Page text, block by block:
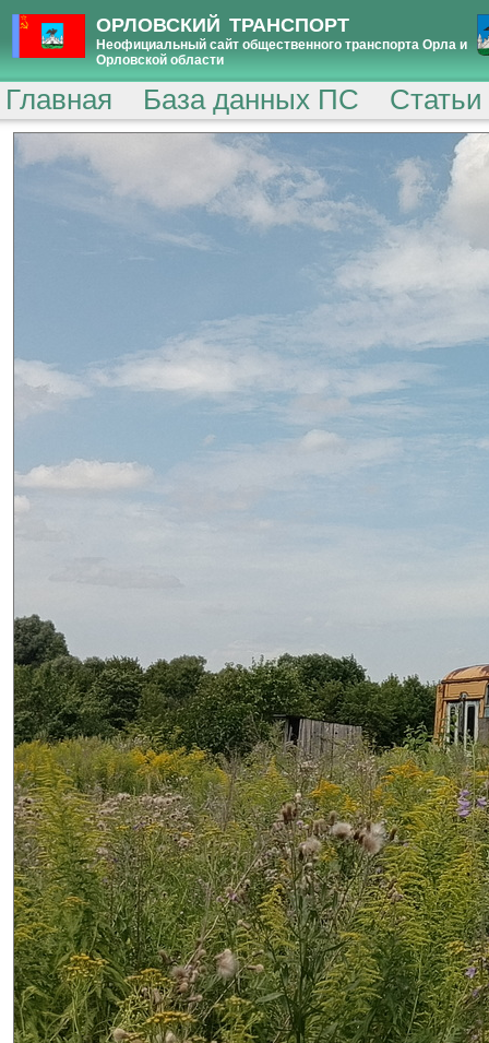
ОРЛОВСКИЙ ТРАНСПОРТ
Неофициальный сайт общественного транспорта Орла и
Орловской области
Главная База данных ПС